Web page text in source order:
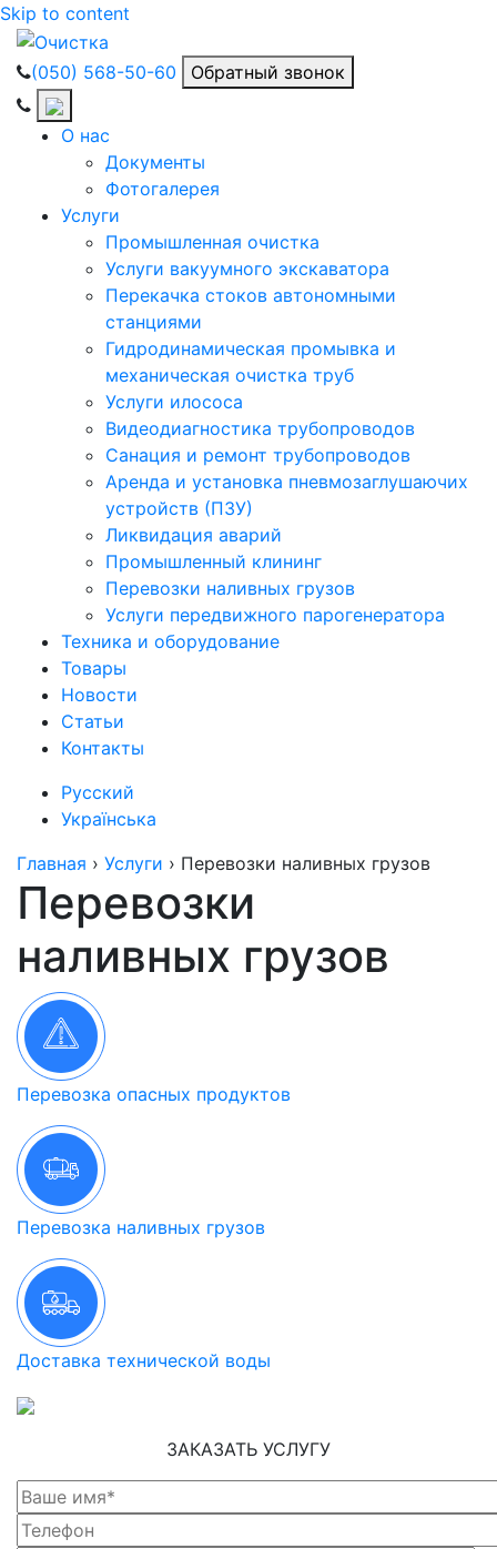
Skip to content
(050) 568-50-60 Обратный звонок
О нас
Документы
Фотогалерея
Услуги
Промышленная очистка
Услуги вакуумного экскаватора
Перекачка стоков автономными
станциями
Гидродинамическая промывка и
механическая очистка труб
Услуги илососа
Видеодиагностика трубопроводов
Санация и ремонт трубопроводов
Аренда и установка пневмозаглушаючих
устройств (ПЗУ)
Ликвидация аварий
Промышленный клининг
Перевозки наливных грузов
Услуги передвижного парогенератора
Техника и оборудование
Товары
Новости
Статьи
Контакты
Русский
Українська
Главная › Услуги › Перевозки наливных грузов
Перевозки
наливных грузов
Перевозка опасных продуктов
Перевозка наливных грузов
Доставка технической воды
ЗАКАЗАТЬ УСЛУГУ